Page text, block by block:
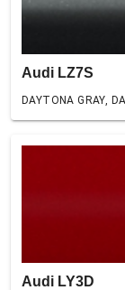
Audi LZ7S
DAYTONA GRAY,
Audi LY3D